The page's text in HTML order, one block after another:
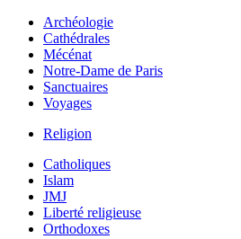
Archéologie
Cathédrales
Mécénat
Notre-Dame de Paris
Sanctuaires
Voyages
Religion
Catholiques
Islam
JMJ
Liberté religieuse
Orthodoxes